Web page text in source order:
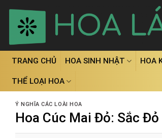
content
TRANG CHỦ HOA SINH NHẬT HOA
THỂ LOẠI HOA
Ý NGHĨA CÁC LOÀI HOA
Hoa Cúc Mai Đỏ: Sắc